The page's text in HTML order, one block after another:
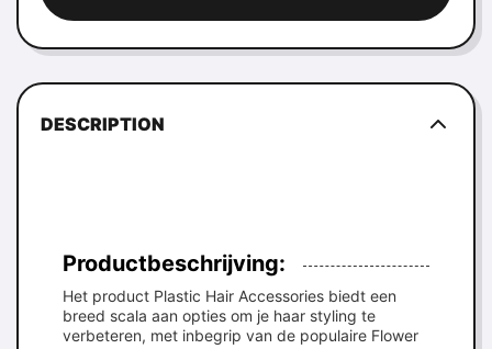
DESCRIPTION
Productbeschrijving:
Het product Plastic Hair Accessories biedt een
breed scala aan opties om je haar styling te
verbeteren, met inbegrip van de populaire Flower